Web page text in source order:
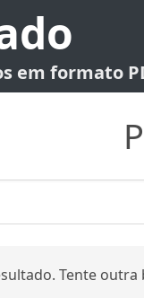
formato
Tente outra